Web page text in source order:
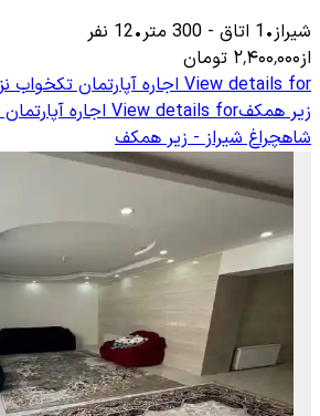
شیراز•
1 اتاق -
300 متر•
12 نفر
از۲٬۴۰۰٬۰۰۰ تومان
View details for اجاره آپارتمان
زیر همکفView details for اجاره
شاهچراغ شیراز - زیر همکف